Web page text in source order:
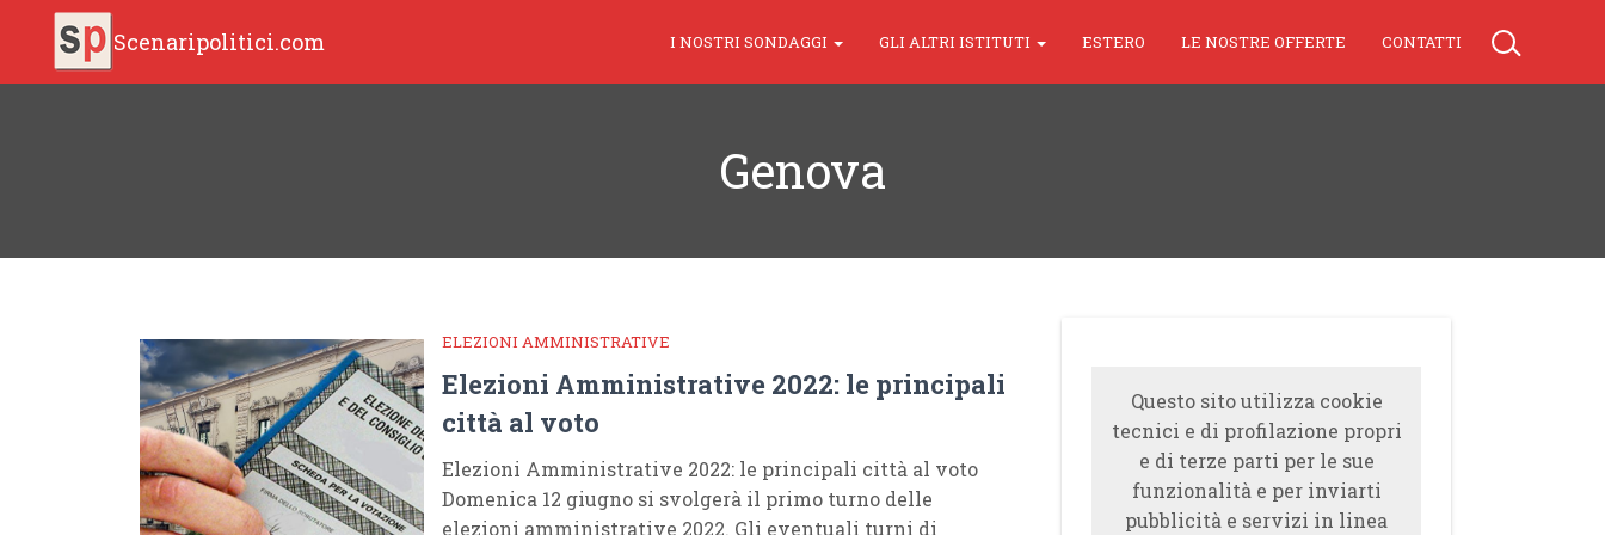
Scenaripolitici.com I NOSTRI SONDAGGI GLI ALTRI ISTITUTI ESTERO LE NOSTRE OFFERTE CONTATTI
Genova
ELEZIONI AMMINISTRATIVE
Elezioni Amministrative 2022: le principali
città al voto
Elezioni Amministrative 2022: le principali città al voto
Domenica 12 giugno si svolgerà il primo turno delle
elezioni amministrative 2022. Gli eventuali turni di
Questo sito utilizza cookie
tecnici e di profilazione propri
e di terze parti per le sue
funzionalità e per inviarti
pubblicità e servizi in linea